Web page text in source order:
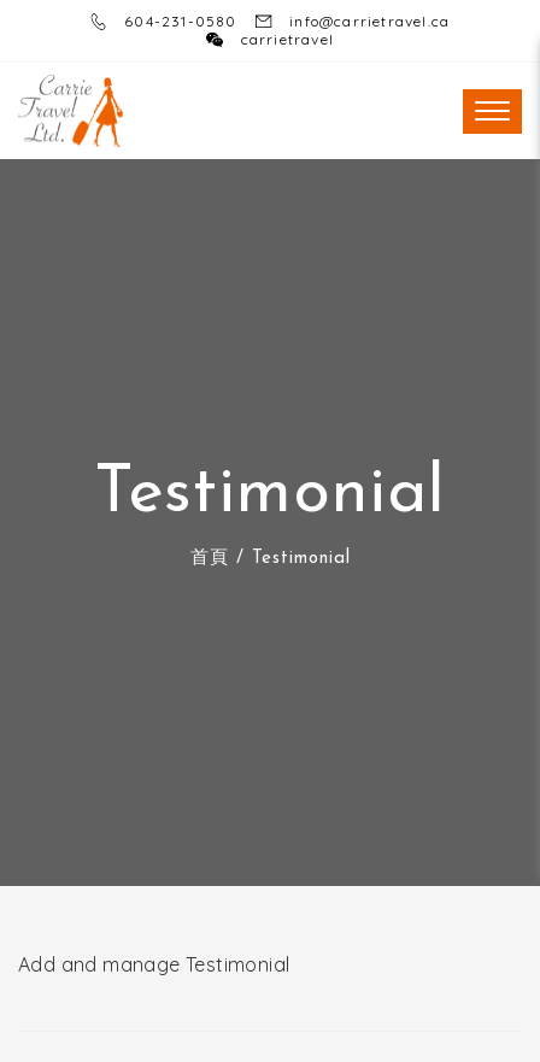
604-231-0580
info@carrietravel.ca
carrietravel
Testimonial
首頁 / Testimonial
Add and manage Testimonial